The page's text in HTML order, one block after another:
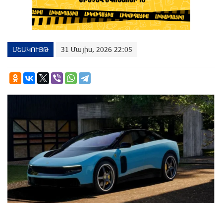
ՄՇԱԿՈՒՅԹ 31 Մայիս, 2026 22:05